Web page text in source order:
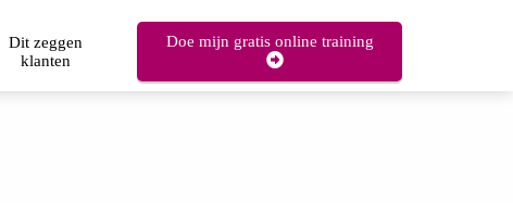
Dit zeggen
klanten
Doe mijn gratis online training